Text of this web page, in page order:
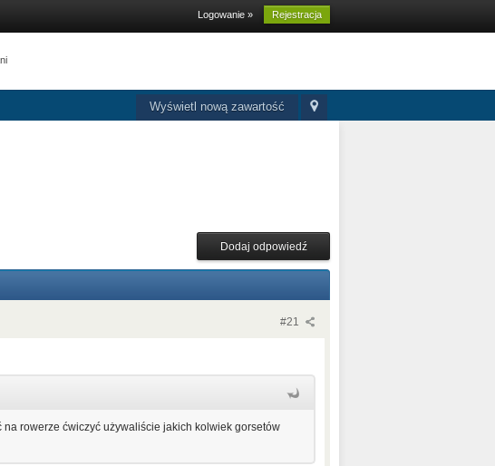
Logowanie » Rejestracja
Wyświetl nową zawartość
Dodaj odpowiedź
#21
rowerze ćwiczyć używaliście jakich kolwiek gorsetów